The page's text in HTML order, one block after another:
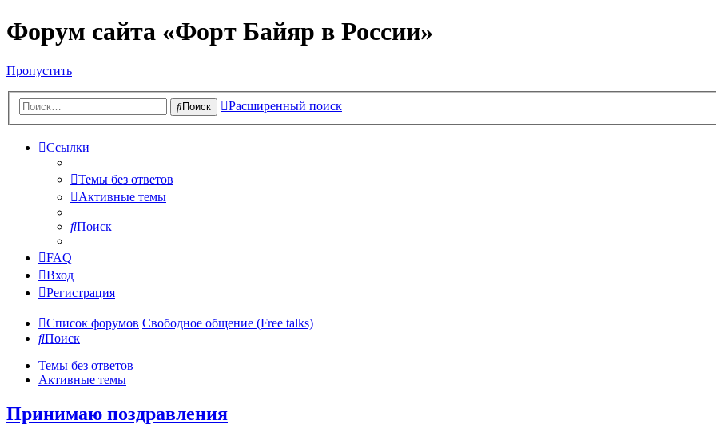
Форум сайта «Форт Байяр в России»
Пропустить
Поиск Расширенный поиск
Ссылки
Темы без ответов
Активные темы
Поиск
FAQ
Вход
Регистрация
Список форумов Свободное общение (Free talks)
Поиск
Темы без ответов
Активные темы
Принимаю поздравления